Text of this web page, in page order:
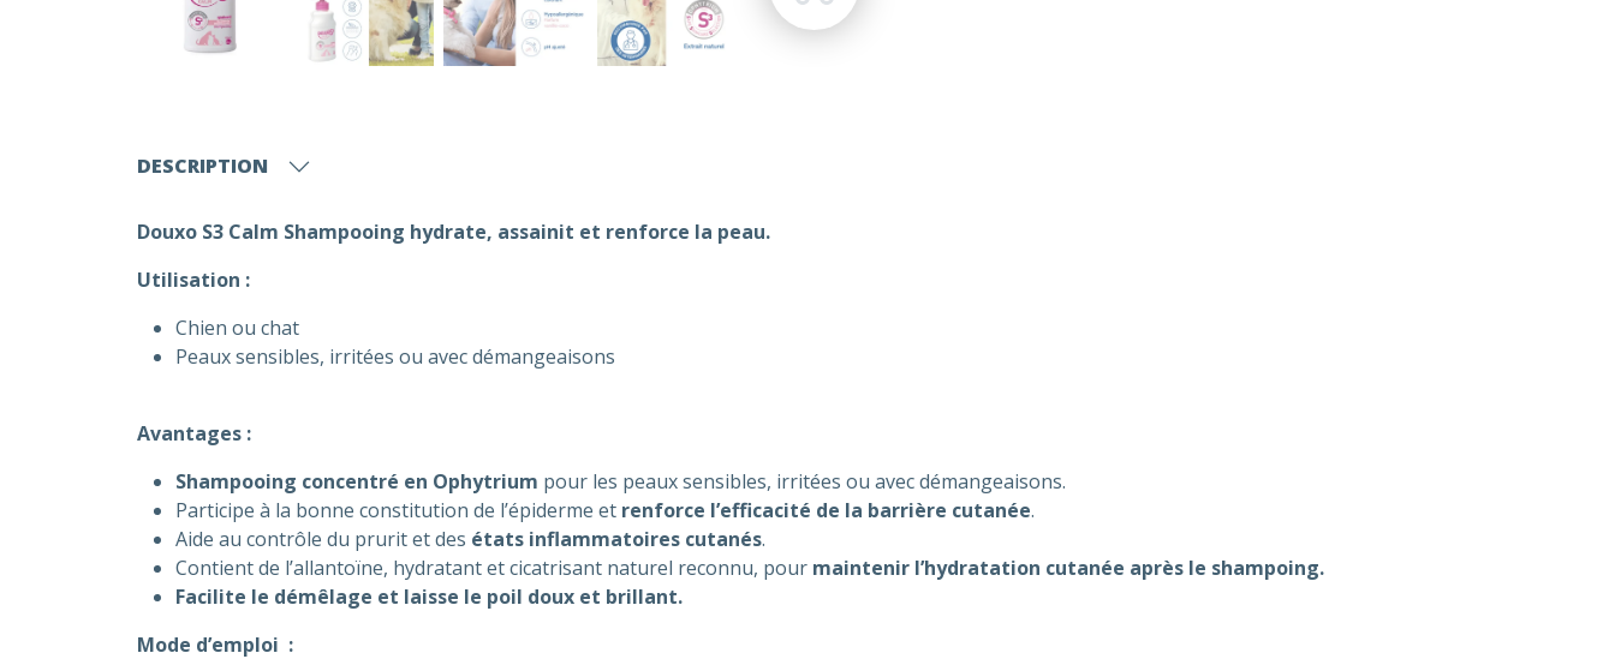
DESCRIPTION
Douxo S3 Calm Shampooing hydrate, assainit et renforce la peau.
Utilisation :
Chien ou chat
Peaux sensibles, irritées ou avec démangeaisons
Avantages :
Shampooing concentré en Ophytrium pour les peaux sensibles, irritées ou avec démangeaisons.
Participe à la bonne constitution de l’épiderme et renforce l’efficacité de la barrière cutanée.
Aide au contrôle du prurit et des états inflammatoires cutanés.
Contient de l’allantoïne, hydratant et cicatrisant naturel reconnu, pour maintenir l’hydratation cutanée après le shampoing.
Facilite le démêlage et laisse le poil doux et brillant.
Mode d’emploi :